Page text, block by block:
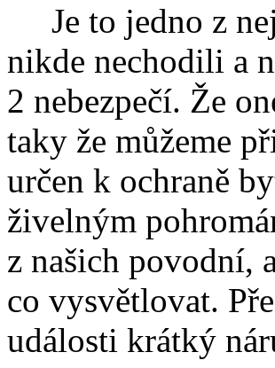
Je to jedno z
nikde nechodili a
2 nebezpečí. Že
taky že můžeme
určen k ochraně
živelným
z našich povodní,
co vysvětlovat.
události krátký